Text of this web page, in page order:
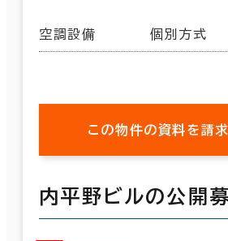
空調設備 個別方式
この物件の資料を請
内平野ビルの公開